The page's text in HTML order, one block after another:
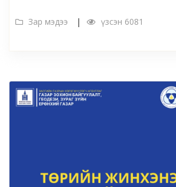
Зар мэдээ үзсэн 6081